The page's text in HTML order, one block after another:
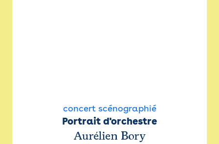
concert scénographié
Portrait d'orchestre
Aurélien Bory